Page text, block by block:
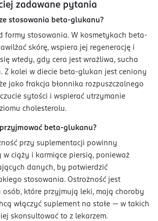
zadawane pytania
stosowania beta-glukanu?
formy stosowania. W kosmetykach beta-
skórę, wspiera jej regenerację i
wtedy, gdy cera jest wrażliwa, sucha
Z kolei w diecie beta-glukan jest ceniony
jako frakcja błonnika rozpuszczalnego
sytości i wspierać utrzymanie
cholesterolu.
beta-glukanu?
przy suplementacji powinny
w ciąży i karmiące piersią, ponieważ
danych, by potwierdzić
stosowania. Ostrożność jest
osób, które przyjmują leki, mają choroby
włączyć suplement na stałe — w takich
skonsultować to z lekarzem.